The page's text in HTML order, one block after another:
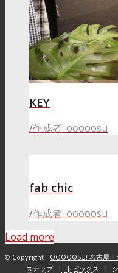
KEY
/作成者: ooooosu
fab chic
/作成者: ooooosu
Load more
© Copyright - OOOOOSU! 名古屋
スナップ
トピックス